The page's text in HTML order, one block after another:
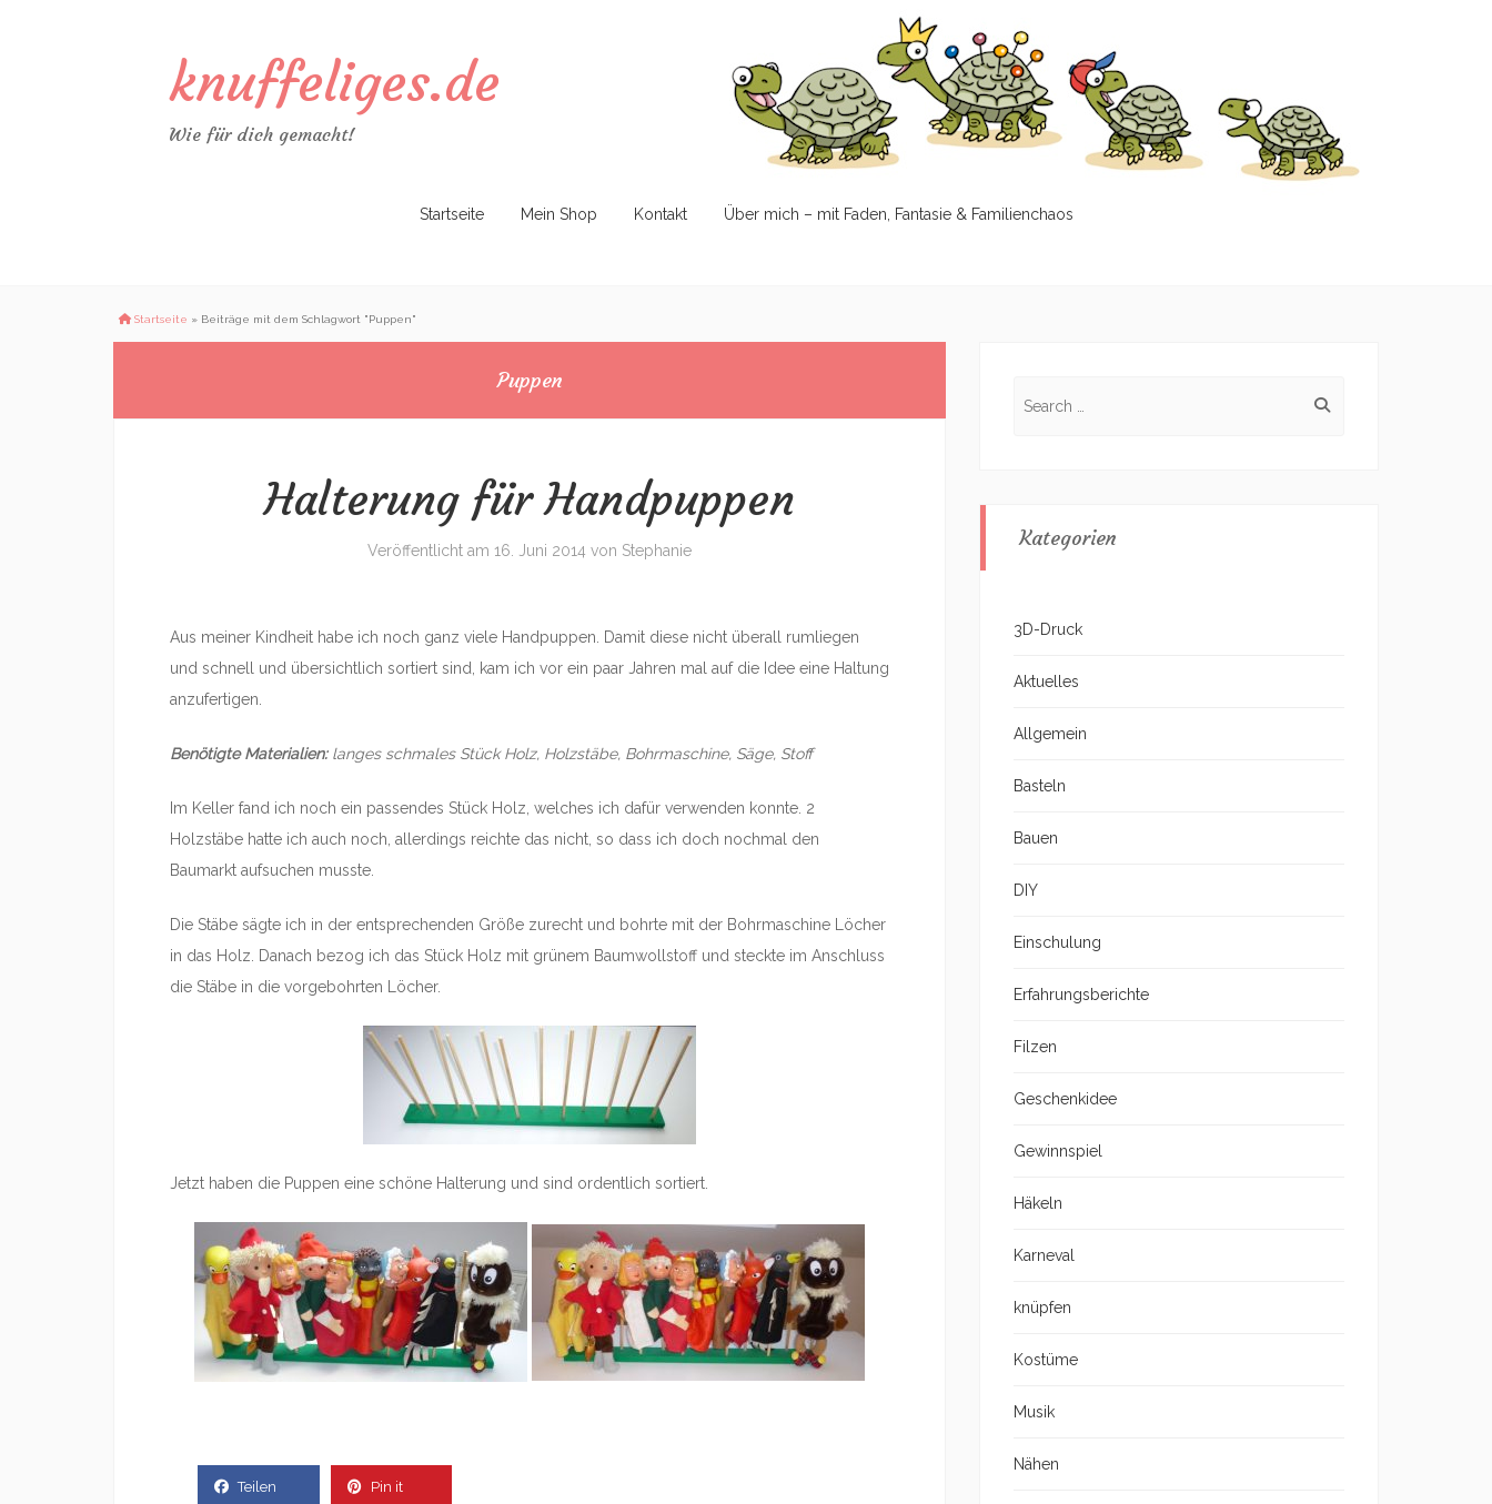
knuffeliges.de
Wie für dich gemacht!
Startseite Mein Shop Kontakt Über mich – mit Faden, Fantasie & Familienchaos
Startseite » Beiträge mit dem Schlagwort "Puppen"
Puppen
Halterung für Handpuppen
Veröffentlicht am 16. Juni 2014 von Stephanie
Aus meiner Kindheit habe ich noch ganz viele Handpuppen. Damit diese nicht überall rumliegen
und schnell und übersichtlich sortiert sind, kam ich vor ein paar Jahren mal auf die Idee eine Haltung
anzufertigen.
Benötigte Materialien:langes schmales Stück Holz, Holzstäbe, Bohrmaschine, Säge, Stoff
Im Keller fand ich noch ein passendes Stück Holz, welches ich dafür verwenden konnte. 2
Holzstäbe hatte ich auch noch, allerdings reichte das nicht, so dass ich doch nochmal den
Baumarkt aufsuchen musste.
Die Stäbe sägte ich in der entsprechenden Größe zurecht und bohrte mit der Bohrmaschine Löcher
in das Holz. Danach bezog ich das Stück Holz mit grünem Baumwollstoff und steckte im Anschluss
die Stäbe in die vorgebohrten Löcher.
Jetzt haben die Puppen eine schöne Halterung und sind ordentlich sortiert.
Teilen Pin it
Kategorien
3D-Druck
Aktuelles
Allgemein
Basteln
Bauen
DIY
Einschulung
Erfahrungsberichte
Filzen
Geschenkidee
Gewinnspiel
Häkeln
Karneval
knüpfen
Kostüme
Musik
Nähen